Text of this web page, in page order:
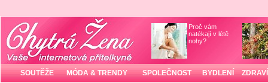
Proč vám
natékají v létě
nohy?
SOUTĚŽE MÓDA & TRENDY SPOLEČNOST BYDLENÍ ZDRAVÍ